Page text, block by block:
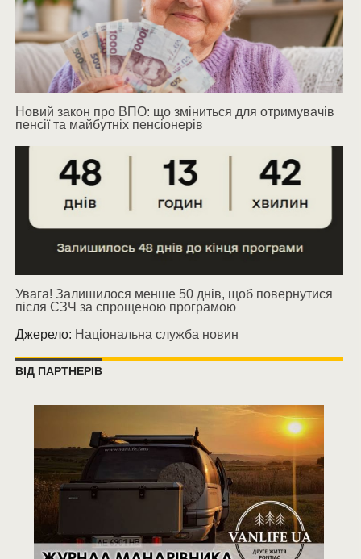
Новий закон про ВПО: що зміниться для отримувачів
пенсії та майбутніх пенсіонерів
Увага! Залишилося менше 50 днів, щоб повернутися
після СЗЧ за спрощеною програмою
Джерело: Національна служба новин
ВІД ПАРТНЕРІВ